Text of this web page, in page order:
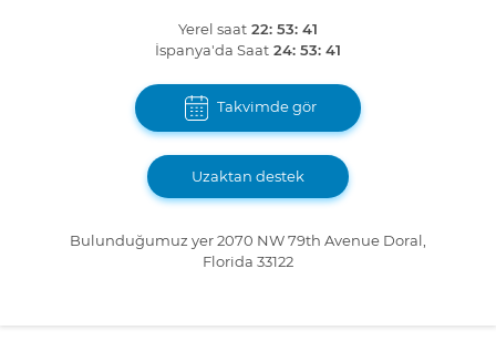
Yerel saat 22: 53: 41
İspanya'da Saat 24: 53: 41
Takvimde gör
Uzaktan destek
Bulunduğumuz yer 2070 NW 79th Avenue Doral,
Florida 33122